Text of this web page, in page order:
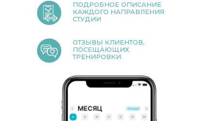
ПОДРОБНОЕ ОПИСАНИЕ
КАЖДОГО НАПРАВЛЕНИЯ
СТУДИИ
ОТЗЫВЫ КЛИЕНТОВ,
ПОСЕЩАЮЩИХ
ТРЕНИРОВКИ